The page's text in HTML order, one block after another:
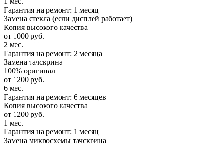
Гарантия на ремонт: 1 месяц
Замена стекла (если дисплей работает)
Копия высокого качества
от 1000 руб.
2 мес.
Гарантия на ремонт: 2 месяца
Замена тачскрина
100% оригинал
от 1200 руб.
6 мес.
Гарантия на ремонт: 6 месяцев
Копия высокого качества
от 1200 руб.
1 мес.
Гарантия на ремонт: 1 месяц
Замена микросхемы тачскрина